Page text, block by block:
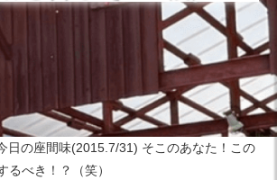
日の座間味(2015.7/31) そこのあなた！この
るべき！？（笑）